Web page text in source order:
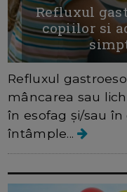
Refluxul
copiilor si
Refluxul
mâncarea sau
în esofag și/sau în
întâmple...